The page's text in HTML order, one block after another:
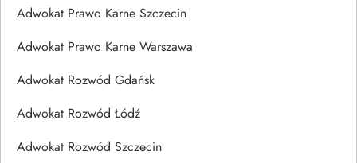
Adwokat Prawo Karne Szczecin
Adwokat Prawo Karne Warszawa
Adwokat Rozwód Gdańsk
Adwokat Rozwód Łódź
Adwokat Rozwód Szczecin